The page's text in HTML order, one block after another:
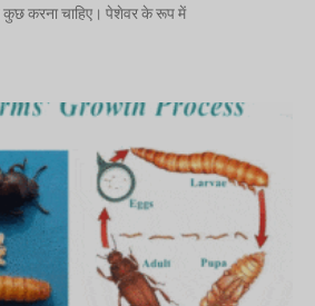
कुछ करना चाहिए। पेशेवर के रूप में